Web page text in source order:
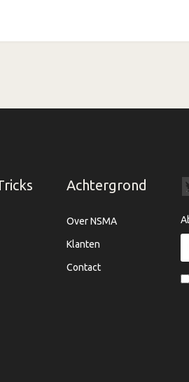
Achtergrond
Over NSMA
Klanten
Contact